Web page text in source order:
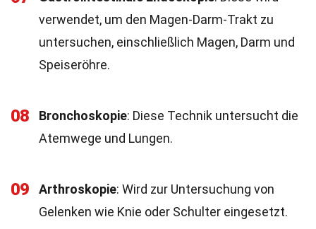
verwendet, um den Magen-Darm-Trakt zu
untersuchen, einschließlich Magen, Darm und
Speiseröhre.
08 Bronchoskopie: Diese Technik untersucht die
Atemwege und Lungen.
09 Arthroskopie: Wird zur Untersuchung von
Gelenken wie Knie oder Schulter eingesetzt.